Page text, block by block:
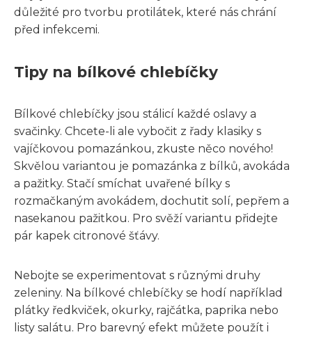
důležité pro tvorbu protilátek, které nás chrání
před infekcemi.
Tipy na bílkové chlebíčky
Bílkové chlebíčky jsou stálicí každé oslavy a
svačinky. Chcete-li ale vybočit z řady klasiky s
vajíčkovou pomazánkou, zkuste něco nového!
Skvělou variantou je pomazánka z bílků, avokáda
a pažitky. Stačí smíchat uvařené bílky s
rozmačkaným avokádem, dochutit solí, pepřem a
nasekanou pažitkou. Pro svěží variantu přidejte
pár kapek citronové šťávy.
Nebojte se experimentovat s různými druhy
zeleniny. Na bílkové chlebíčky se hodí například
plátky ředkviček, okurky, rajčátka, paprika nebo
listy salátu. Pro barevný efekt můžete použít i